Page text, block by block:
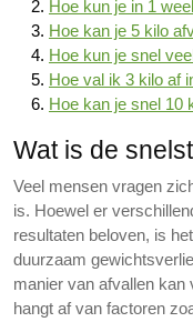
Hoe kun je in 1
Hoe kan je 5 kilo
Hoe kun je snel
Hoe val ik 3 kilo af
Hoe kan je snel 10
Wat is de
Veel mensen vragen
is. Hoewel er
resultaten beloven, is
duurzaam
manier van afvallen kan
hangt af van factoren